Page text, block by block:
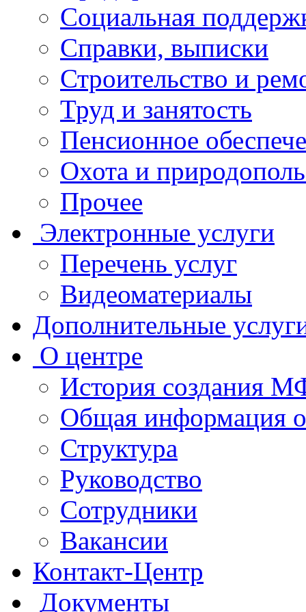
Социальная
Справки, выписки
Строительство и
Труд и занятость
Пенсионное
Охота и
Прочее
Электронные услуги
Перечень услуг
Видеоматериалы
Дополнительные
О центре
История создания
Общая
Структура
Руководство
Сотрудники
Вакансии
Контакт-Центр
Документы